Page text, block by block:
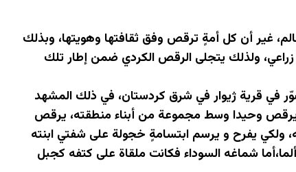
غير أن كل أمةٍ ترقص وفق ثقافتها وهويتها، وبذلك
ولذلك يتجلى الرقص الكردي ضمن إطار تلك
في قرية ژیوار في شرق كردستان، في ذلك المشهد
وحيدا وسط مجموعة من أبناء منطقته، يرقص
ولكي يفرح و يرسم ابتسامةٍ خجولة على شفتي ابنته
شماغه السوداء فكانت ملقاة على كتفه كجبل